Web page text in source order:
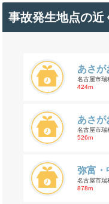
事故発生地点の近
あさが
名古屋市瑞
424m
あさが
名古屋市瑞
526m
弥富・
名古屋市瑞
878m